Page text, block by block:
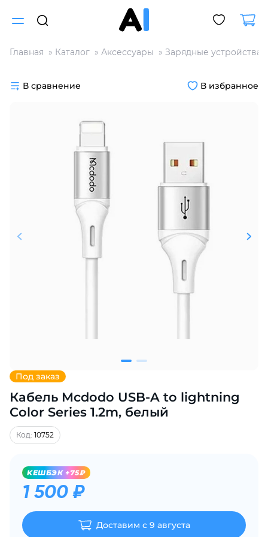
Главная Каталог Аксессуары Зарядные устройства
Под заказ
Кабель Mcdodo USB-A to lightning
Color Series 1.2m, белый
Код: 10752
KЕШБЭК +75₽
1 500 ₽
Доставим с 9 августа
В сравнение В избранное
Разбейте
на части
без переплат
График платежей
25
Оплачивайте сегодня только
% картой любого банка
Получайте товар
выбранный способом
списываться
по25%каждые 2 недели
Подробнее